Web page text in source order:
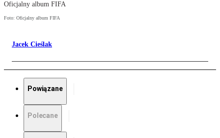
Oficjalny album FIFA
Foto: Oficjalny album FIFA
Jacek Cieślak
Powiązane
Polecane